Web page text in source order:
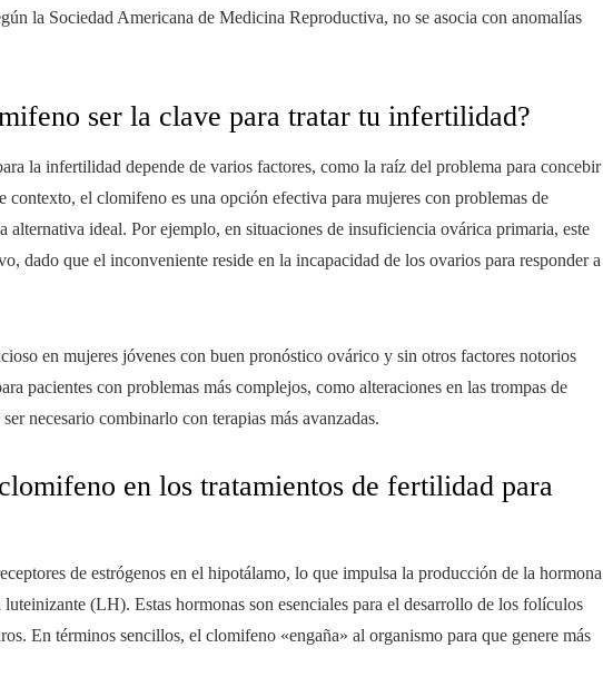
la Sociedad Americana de Medicina Reproductiva, no se asocia con anomalías
ser la clave para tratar tu infertilidad?
la infertilidad depende de varios factores, como la raíz del problema para concebir
contexto, el clomifeno es una opción efectiva para mujeres con problemas de
alternativa ideal. Por ejemplo, en situaciones de insuficiencia ovárica primaria, este
dado que el inconveniente reside en la incapacidad de los ovarios para responder a
en mujeres jóvenes con buen pronóstico ovárico y sin otros factores notorios
pacientes con problemas más complejos, como alteraciones en las trompas de
necesario combinarlo con terapias más avanzadas.
en los tratamientos de fertilidad para
de estrógenos en el hipotálamo, lo que impulsa la producción de la hormona
(LH). Estas hormonas son esenciales para el desarrollo de los folículos
En términos sencillos, el clomifeno «engaña» al organismo para que genere más